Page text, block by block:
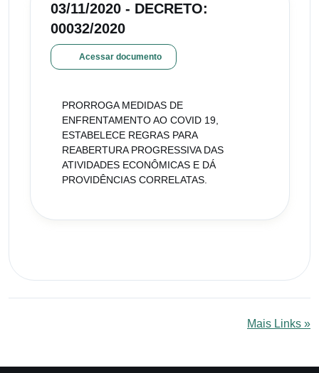
03/11/2020 - DECRETO:
00032/2020
Acessar documento
PRORROGA MEDIDAS DE
ENFRENTAMENTO AO COVID 19,
ESTABELECE REGRAS PARA
REABERTURA PROGRESSIVA DAS
ATIVIDADES ECONÔMICAS E DÁ
PROVIDÊNCIAS CORRELATAS.
Mais Links »